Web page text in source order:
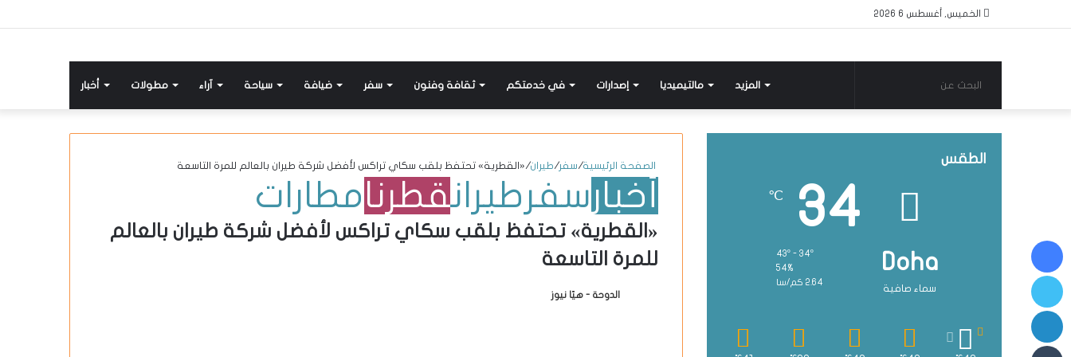
الخميس, أغسطس 6 2026
أخبار مطولات آراء سياحة ضيافة سفر ثقافة وفنون في خدمتكم إصدارات مالتيميديا المزيد البحث
عن
الصفحة الرئيسية/سفر/طيران/«القطرية» تحتفظ بلقب سكاي تراكس لأفضل شركة طيران بالعالم للمرة التاسعة
أخبارسفر طيرانقطرنامطارات
«القطرية» تحتفظ بلقب سكاي تراكس لأفضل شركة طيران بالعالم
للمرة التاسعة
الدوحة - هيّا نيوز
الطقس
Doha
سماء صافية
34
℃
54%
2.64 كم/سا
فيسبوك
تويتر
لينكدإن